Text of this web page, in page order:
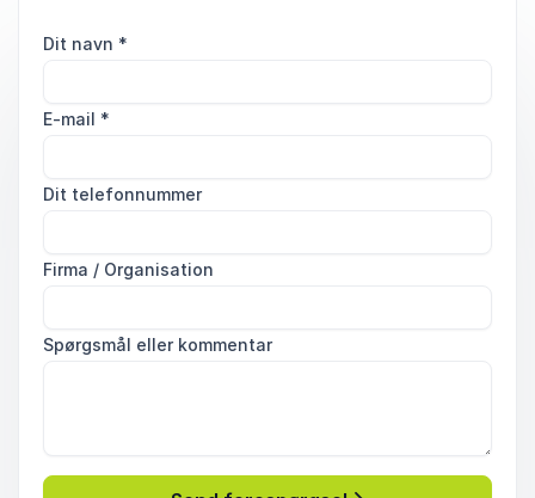
Dit navn *
E-mail *
Dit telefonnummer
Firma / Organisation
Spørgsmål eller kommentar